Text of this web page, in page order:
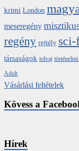
krimi London
meseregény
regény rejtély
társaságok tolvaj
Adult
Vásárlási feltételek
Kövess a
Hírek